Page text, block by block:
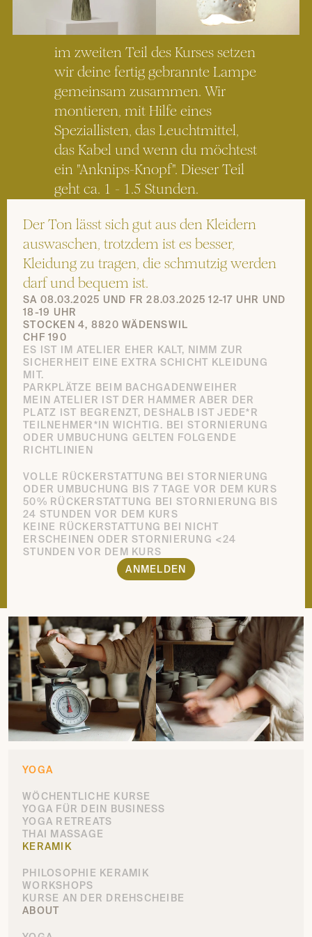
im zweiten Teil des Kurses setzen
wir deine fertig gebrannte Lampe
gemeinsam zusammen. Wir
montieren, mit Hilfe eines
Speziallisten, das Leuchtmittel,
das Kabel und wenn du möchtest
ein "Anknips-Knopf". Dieser Teil
geht ca. 1 - 1.5 Stunden.
Der Ton lässt sich gut aus den Kleidern
auswaschen, trotzdem ist es besser,
Kleidung zu tragen, die schmutzig werden
darf und bequem ist.
SA 08.03.2025 UND FR 28.03.2025 12-17 UHR UND
18-19 UHR
STOCKEN 4, 8820 WÄDENSWIL
CHF 190
ES IST IM ATELIER EHER KALT, NIMM ZUR
SICHERHEIT EINE EXTRA SCHICHT KLEIDUNG
MIT.
PARKPLÄTZE BEIM BACHGADENWEIHER
MEIN ATELIER IST DER HAMMER ABER DER
PLATZ IST BEGRENZT, DESHALB IST JEDE*R
TEILNEHMER*IN WICHTIG. BEI STORNIERUNG
ODER UMBUCHUNG GELTEN FOLGENDE
RICHTLINIEN
VOLLE RÜCKERSTATTUNG BEI STORNIERUNG
ODER UMBUCHUNG BIS 7 TAGE VOR DEM KURS
50% RÜCKERSTATTUNG BEI STORNIERUNG BIS
24 STUNDEN VOR DEM KURS
KEINE RÜCKERSTATTUNG BEI NICHT
ERSCHEINEN ODER STORNIERUNG <24
STUNDEN VOR DEM KURS
ANMELDEN
YOGA
WÖCHENTLICHE KURSE
YOGA FÜR DEIN BUSINESS
YOGA RETREATS
THAI MASSAGE
KERAMIK
PHILOSOPHIE KERAMIK
WORKSHOPS
KURSE AN DER DREHSCHEIBE
ABOUT